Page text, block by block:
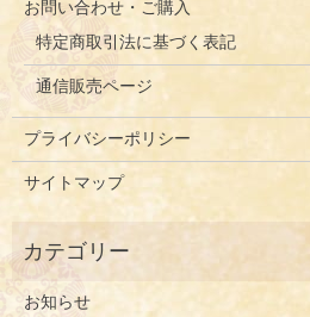
お問い合わせ・ご購入
特定商取引法に基づく表記
通信販売ページ
プライバシーポリシー
サイトマップ
お知らせ